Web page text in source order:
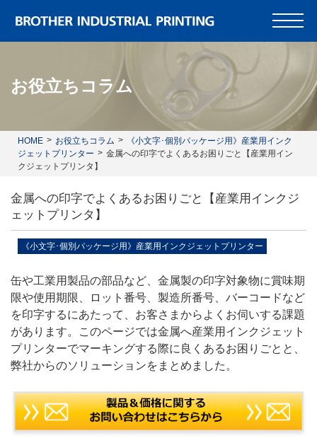
お役立ちコラム
HOME お役立ちコラム
《小文字･個別パッケージ用》産業用インク
ジェットプリンター
金属への印字でよくあるお困りごと【産業用イン
クジェットプリンタ】
金属への印字でよくあるお困りごと【産業用インクジ
ェットプリンタ】
《小文字･個別パッケージ用》産業用インクジェットプリンター
缶や工業用製品の部品など、金属製の印字対象物に賞味期
限や使用期限、ロット番号、製造所番号、バーコードなど
を印字するにあたって、お客さまからよくお伺いする課題
があります。このページでは金属へ産業用インクジェット
プリンターでマーキングする際に良くあるお困りごとと、
弊社からのソリューションをまとめました。